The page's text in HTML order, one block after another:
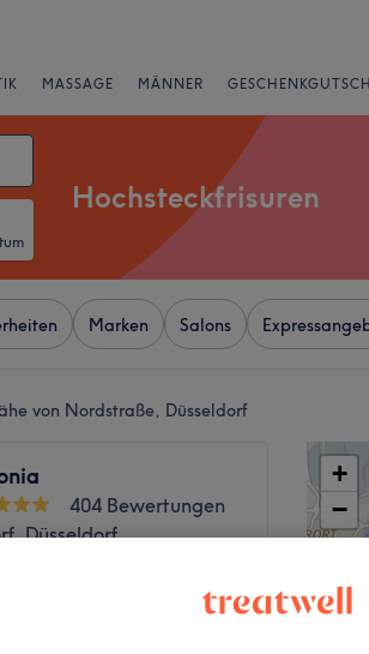
MASSAGE MÄNNER
Hochsteckfrisuren
Marken Salons
von Nordstraße, Düsseldorf
404 Bewertungen
Düsseldorf
+
−